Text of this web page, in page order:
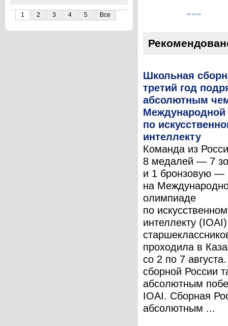
1 2 3 4 5 Все
Школьная
третий год
абсолютным
по
интеллекту
Команда из
8 медалей — 7
и 1 бронзовую —
на
олимпиаде
по
интеллекту
проходила в
со 2 по 7
сборной России
абсолютным
IOAI. Сборная
абсолютным ...